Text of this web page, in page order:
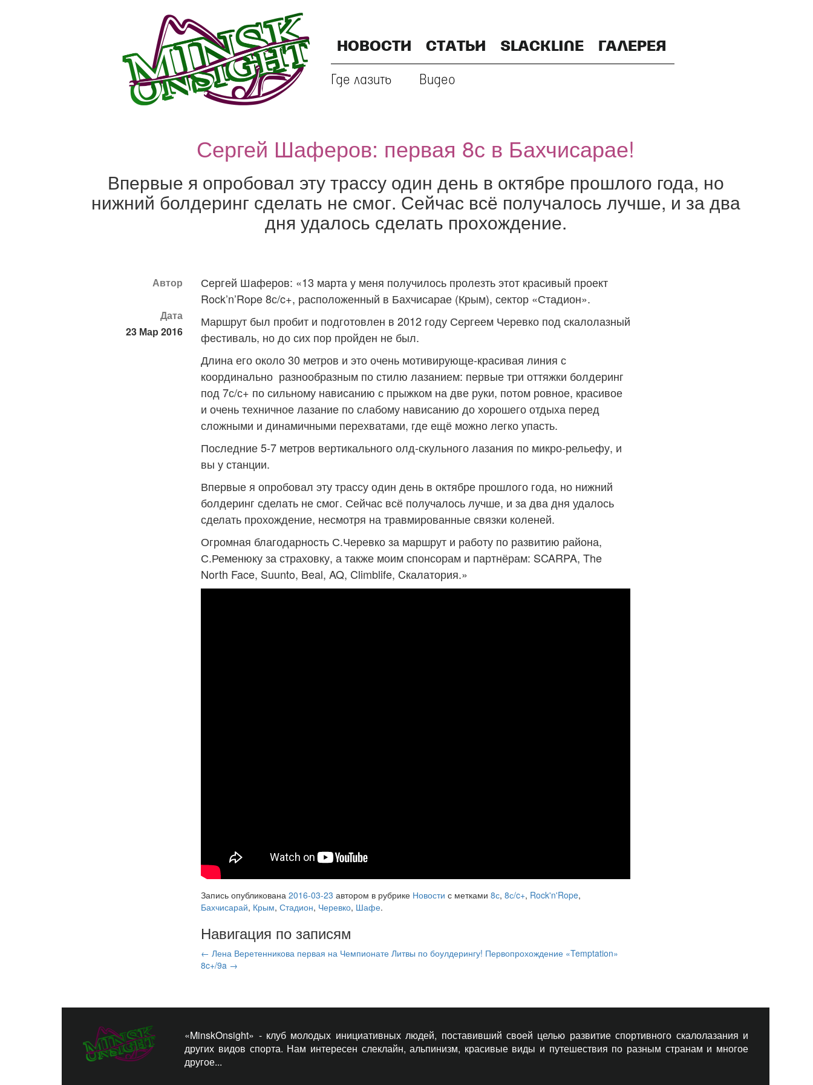
НОВОСТИ СТАТЬИ SLACKLINE ГАЛЕРЕЯ
Где лазить Видео
Сергей Шаферов: первая 8с в Бахчисарае!
Впервые я опробовал эту трассу один день в октябре прошлого года, но
нижний болдеринг сделать не смог. Сейчас всё получалось лучше, и за два
дня удалось сделать прохождение.
Автор
Дата
23 Мар 2016
Сергей Шаферов: «13 марта у меня получилось пролезть этот красивый проект
Rock’n’Rope 8с/c+, расположенный в Бахчисарае (Крым), сектор «Стадион».
Маршрут был пробит и подготовлен в 2012 году Сергеем Черевко под скалолазный
фестиваль, но до сих пор пройден не был.
Длина его около 30 метров и это очень мотивирующе-красивая линия с
координально разнообразным по стилю лазанием: первые три оттяжки болдеринг
под 7с/с+ по сильному нависанию с прыжком на две руки, потом ровное, красивое
и очень техничное лазание по слабому нависанию до хорошего отдыха перед
сложными и динамичными перехватами, где ещё можно легко упасть.
Последние 5-7 метров вертикального олд-скульного лазания по микро-рельефу, и
вы у станции.
Впервые я опробовал эту трассу один день в октябре прошлого года, но нижний
болдеринг сделать не смог. Сейчас всё получалось лучше, и за два дня удалось
сделать прохождение, несмотря на травмированные связки коленей.
Огромная благодарность С.Черевко за маршрут и работу по развитию района,
С.Ременюку за страховку, а также моим спонсорам и партнёрам: SCARPA, The
North Face, Suunto, Beal, AQ, Climblife, Cкалатория.»
Запись опубликована 2016-03-23 автором в рубрике Новости с метками 8с, 8с/c+, Rock'n'Rope,
Бахчисарай, Крым, Стадион, Черевко, Шафе.
Навигация по записям
← Лена Веретенникова первая на Чемпионате Литвы по боулдерингу! Первопрохождение «Temptation»
8c+/9a →
«MinskOnsight» - клуб молодых инициативных людей, поставивший своей целью развитие спортивного скалолазания и
других видов спорта. Нам интересен слеклайн, альпинизм, красивые виды и путешествия по разным странам и многое
другое...